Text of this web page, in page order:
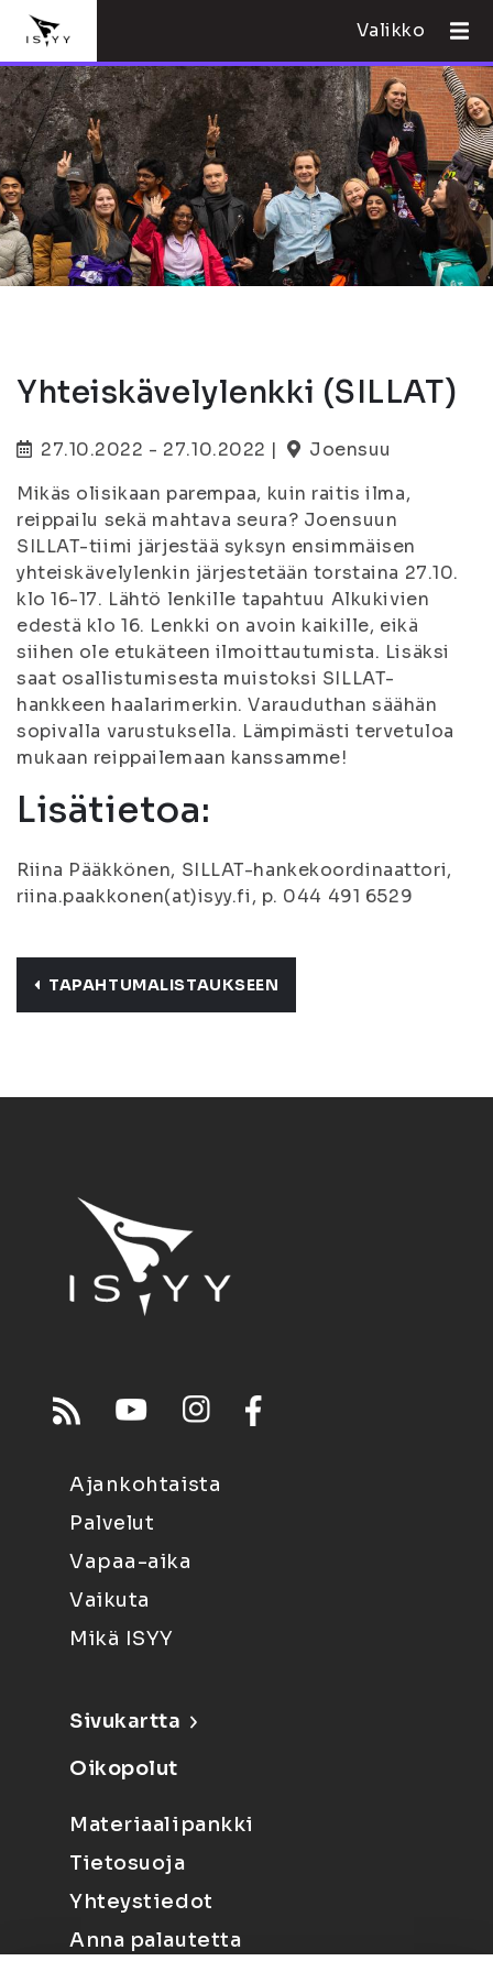
Valikko
Yhteiskävelylenkki (SILLAT)
27.10.2022 - 27.10.2022 |
Joensuu
Mikäs olisikaan parempaa, kuin raitis ilma,
reippailu sekä mahtava seura? Joensuun
SILLAT-tiimi järjestää syksyn ensimmäisen
yhteiskävelylenkin järjestetään torstaina 27.10.
klo 16-17. Lähtö lenkille tapahtuu Alkukivien
edestä klo 16. Lenkki on avoin kaikille, eikä
siihen ole etukäteen ilmoittautumista. Lisäksi
saat osallistumisesta muistoksi SILLAT-
hankkeen haalarimerkin. Varauduthan säähän
sopivalla varustuksella. Lämpimästi tervetuloa
mukaan reippailemaan kanssamme!
Lisätietoa:
Riina Pääkkönen, SILLAT-hankekoordinaattori,
riina.paakkonen(at)isyy.fi, p. 044 491 6529
TAPAHTUMALISTAUKSEEN
Ajankohtaista
Palvelut
Vapaa-aika
Vaikuta
Mikä ISYY
Sivukartta
Oikopolut
Materiaalipankki
Tietosuoja
Yhteystiedot
Anna palautetta